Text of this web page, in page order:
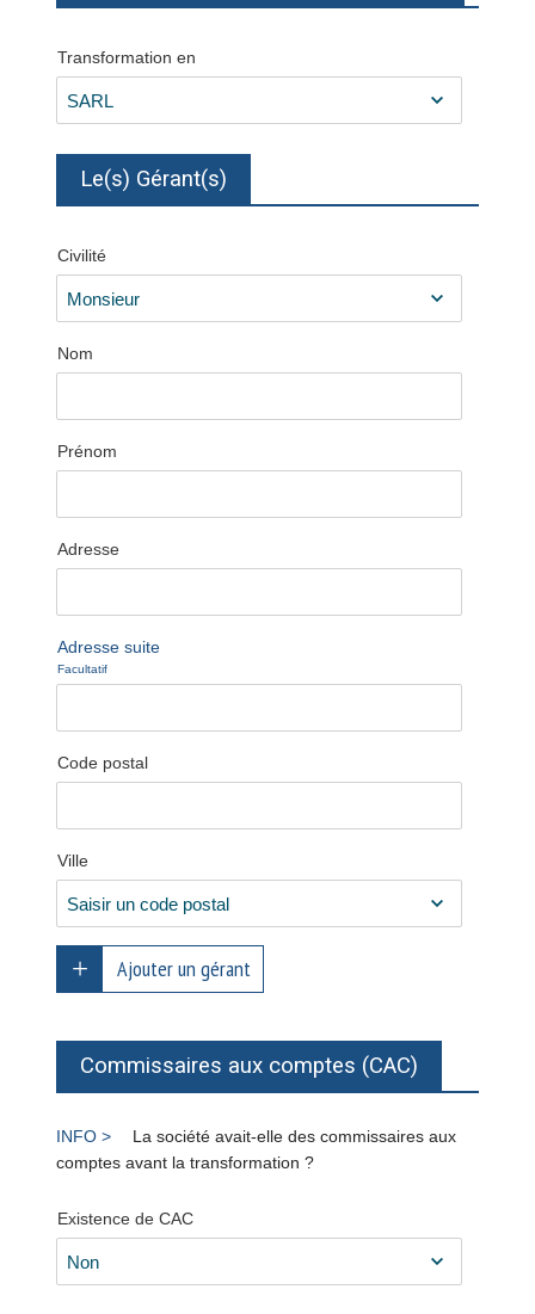
Transformation en
Le(s) Gérant(s)
Civilité
Nom
Prénom
Adresse
Adresse suite
Facultatif
Code postal
Ville
Ajouter un gérant
Commissaires aux comptes (CAC)
La société avait-elle des commissaires aux
comptes avant la transformation ?
Existence de CAC